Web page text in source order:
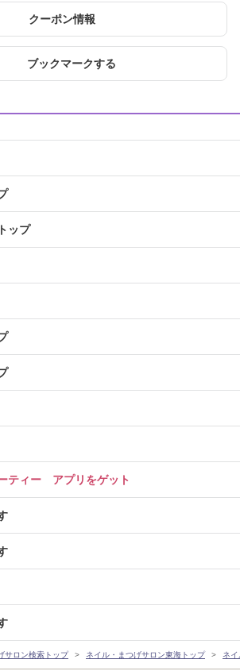
クーポン情報
ブックマークする
ップ
ティー アプリをゲット
サロン検索トップ ネイル・まつげサロン東海トップ ネ